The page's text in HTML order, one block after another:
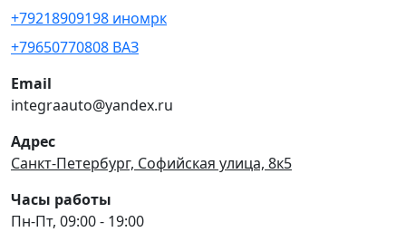
+79218909198 иномрк
+79650770808 ВАЗ
Email
integraauto@yandex.ru
Адрес
Санкт-Петербург, Софийская улица, 8к5
Часы работы
Пн-Пт, 09:00 - 19:00